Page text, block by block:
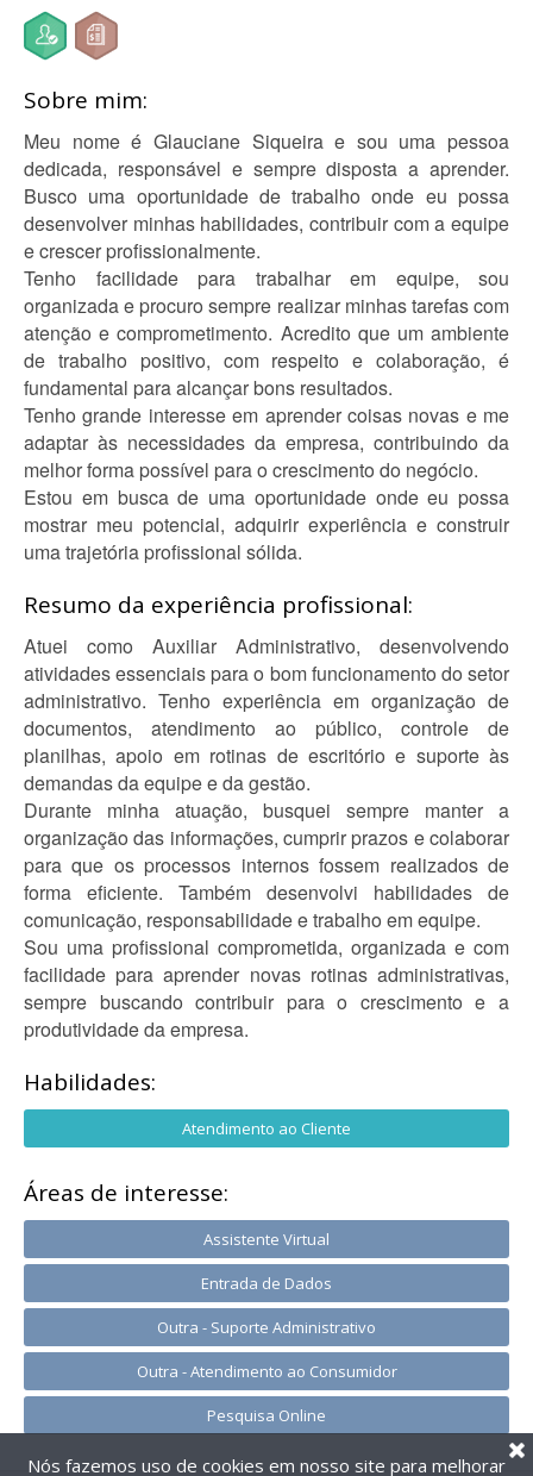
Sobre mim:
Meu nome é Glauciane Siqueira e sou uma pessoa
dedicada, responsável e sempre disposta a aprender.
Busco uma oportunidade de trabalho onde eu possa
desenvolver minhas habilidades, contribuir com a equipe
e crescer profissionalmente.
Tenho facilidade para trabalhar em equipe, sou
organizada e procuro sempre realizar minhas tarefas com
atenção e comprometimento. Acredito que um ambiente
de trabalho positivo, com respeito e colaboração, é
fundamental para alcançar bons resultados.
Tenho grande interesse em aprender coisas novas e me
adaptar às necessidades da empresa, contribuindo da
melhor forma possível para o crescimento do negócio.
Estou em busca de uma oportunidade onde eu possa
mostrar meu potencial, adquirir experiência e construir
uma trajetória profissional sólida.
Resumo da experiência profissional:
Atuei como Auxiliar Administrativo, desenvolvendo
atividades essenciais para o bom funcionamento do setor
administrativo. Tenho experiência em organização de
documentos, atendimento ao público, controle de
planilhas, apoio em rotinas de escritório e suporte às
demandas da equipe e da gestão.
Durante minha atuação, busquei sempre manter a
organização das informações, cumprir prazos e colaborar
para que os processos internos fossem realizados de
forma eficiente. Também desenvolvi habilidades de
comunicação, responsabilidade e trabalho em equipe.
Sou uma profissional comprometida, organizada e com
facilidade para aprender novas rotinas administrativas,
sempre buscando contribuir para o crescimento e a
produtividade da empresa.
Habilidades:
Atendimento ao Cliente
Áreas de interesse:
Assistente Virtual
Entrada de Dados
Outra - Suporte Administrativo
Outra - Atendimento ao Consumidor
Pesquisa Online
Nós fazemos uso de cookies em nosso site para melhorar